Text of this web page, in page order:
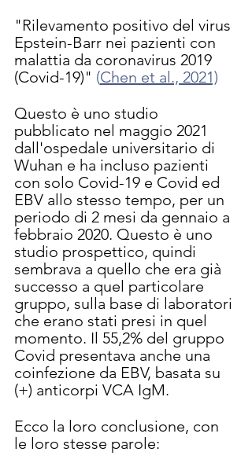
"Rilevamento positivo del virus
Epstein-Barr nei pazienti con
malattia da coronavirus 2019
(Covid-19)" (Chen et al., 2021)
Questo è uno studio
pubblicato nel maggio 2021
dall'ospedale universitario di
Wuhan e ha incluso pazienti
con solo Covid-19 e Covid ed
EBV allo stesso tempo, per un
periodo di 2 mesi da gennaio a
febbraio 2020. Questo è uno
studio prospettico, quindi
sembrava a quello che era già
successo a quel particolare
gruppo, sulla base di laboratori
che erano stati presi in quel
momento. Il 55,2% del gruppo
Covid presentava anche una
coinfezione da EBV, basata su
(+) anticorpi VCA IgM.
Ecco la loro conclusione, con
le loro stesse parole: